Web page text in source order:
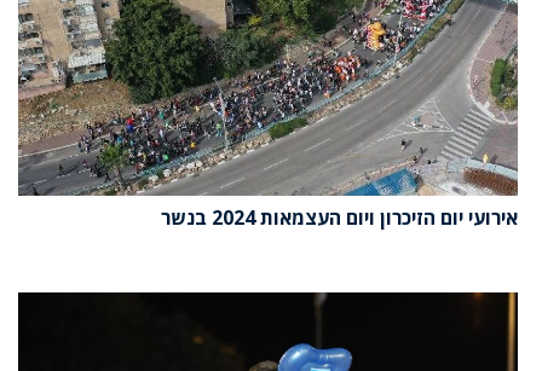
אירועי יום הזיכרון ויום העצמאות 2024 בנשר